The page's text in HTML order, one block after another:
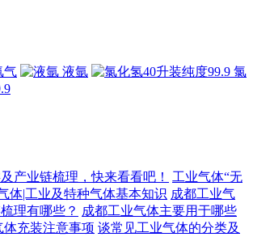
气 液氩
氯
产业链梳理，快来看看吧！
工业气体“无
体|工业及特种气体基本知识 成都工业气
理有哪些？ 成都工业气体主要用于哪些
体充装注意事项 谈常见工业气体的分类及